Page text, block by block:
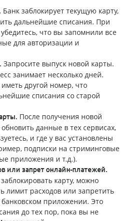
Банк заблокирует текущую карту,
дальнейшие списания. При
что вы запомнили все
для авторизации и
Запросите выпуск новой карты.
занимает несколько дней.
другой номер, что
списания со старой
После получения новой
данные в тех сервисах,
и где у вас установлены
подписки на стриминговые
приложения и т.д.).
или запрет онлайн-платежей.
карту, можно
лимит расходов или запретить
приложении. Это
до тех пор, пока вы не